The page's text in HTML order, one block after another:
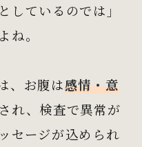
しているのでは」
ね。
、お腹は感情・意
れ、検査で異常が
セージが込められ